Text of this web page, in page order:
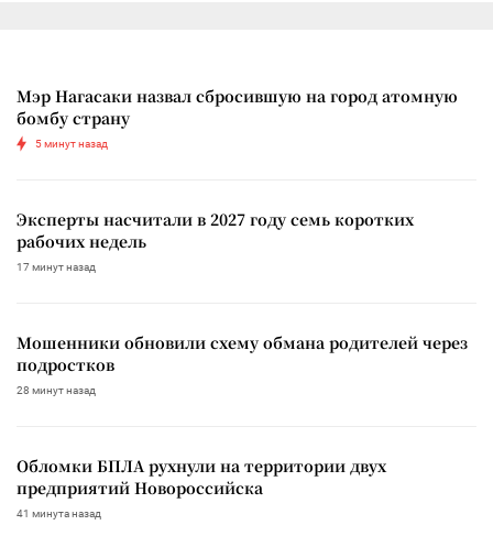
Мэр Нагасаки назвал сбросившую на город атомную
бомбу страну
5 минут назад
Эксперты насчитали в 2027 году семь коротких
рабочих недель
17 минут назад
Мошенники обновили схему обмана родителей через
подростков
28 минут назад
Обломки БПЛА рухнули на территории двух
предприятий Новороссийска
41 минута назад